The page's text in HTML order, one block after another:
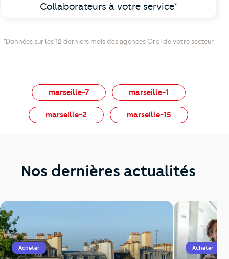
Collaborateurs à votre service*
*Données sur les 12 derniers mois des agences Orpi de votre secteur
marseille-7 marseille-1
marseille-2 marseille-15
Nos dernières actualités
Acheter Acheter